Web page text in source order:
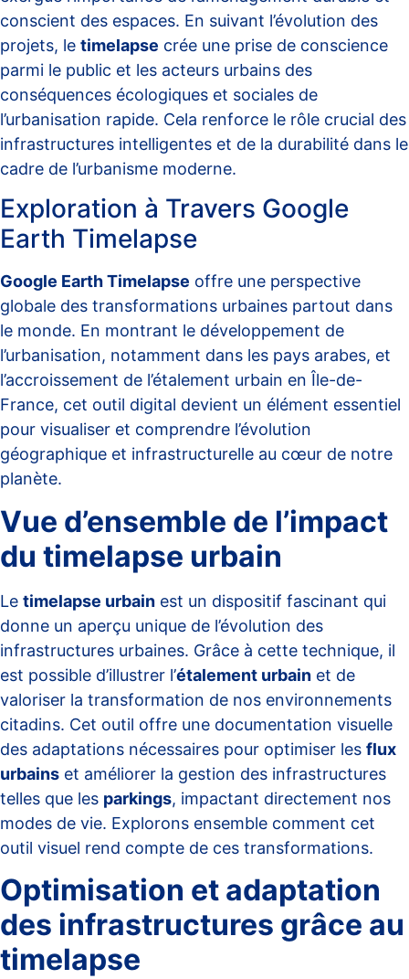
conscient des espaces. En suivant l’évolution des
projets, le timelapse crée une prise de conscience
parmi le public et les acteurs urbains des
conséquences écologiques et sociales de
l’urbanisation rapide. Cela renforce le rôle crucial des
infrastructures intelligentes et de la durabilité dans le
cadre de l’urbanisme moderne.
Exploration à Travers Google
Earth Timelapse
Google Earth Timelapse offre une perspective
globale des transformations urbaines partout dans
le monde. En montrant le développement de
l’urbanisation, notamment dans les pays arabes, et
l’accroissement de l’étalement urbain en Île-de-
France, cet outil digital devient un élément essentiel
pour visualiser et comprendre l’évolution
géographique et infrastructurelle au cœur de notre
planète.
Vue d’ensemble de l’impact
du timelapse urbain
Le timelapse urbain est un dispositif fascinant qui
donne un aperçu unique de l’évolution des
infrastructures urbaines. Grâce à cette technique, il
est possible d’illustrer l’étalement urbain et de
valoriser la transformation de nos environnements
citadins. Cet outil offre une documentation visuelle
des adaptations nécessaires pour optimiser les flux
urbains et améliorer la gestion des infrastructures
telles que les parkings, impactant directement nos
modes de vie. Explorons ensemble comment cet
outil visuel rend compte de ces transformations.
Optimisation et adaptation
des infrastructures grâce au
timelapse